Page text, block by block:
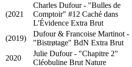
(2021
Charles Dufour - "Bulles de
Comptoir" #12 Caché dans
L'Évidence Extra Brut
(2019)
Dufour & Francoise Martinot -
"Bistrøtage" BdN Extra Brut
2020
Julie Dufour - "Chapitre 2"
Cléobuline Brut Nature